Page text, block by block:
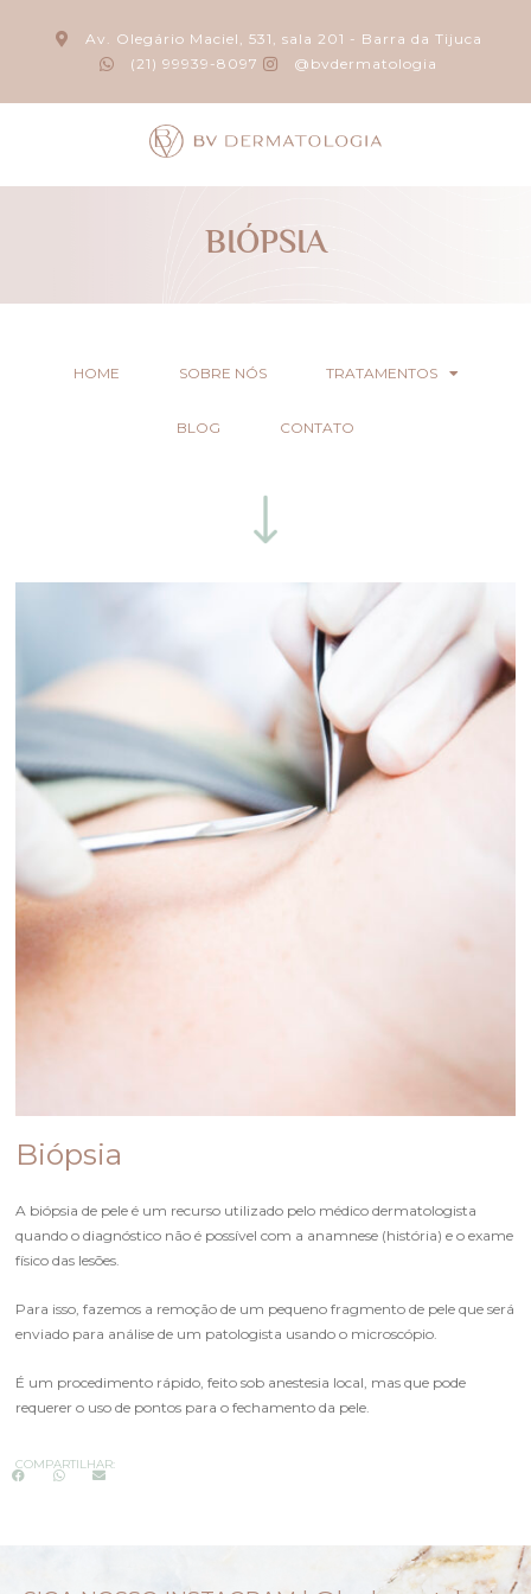
Av. Olegário Maciel, 531, sala 201 - Barra da Tijuca
(21) 99939-8097
@bvdermatologia
BIÓPSIA
HOME SOBRE NÓS TRATAMENTOS
BLOG CONTATO
Biópsia
A biópsia de pele é um recurso utilizado pelo médico dermatologista
quando o diagnóstico não é possível com a anamnese (história) e o exame
físico das lesões.
Para isso, fazemos a remoção de um pequeno fragmento de pele que será
enviado para análise de um patologista usando o microscópio.
É um procedimento rápido, feito sob anestesia local, mas que pode
requerer o uso de pontos para o fechamento da pele.
COMPARTILHAR: